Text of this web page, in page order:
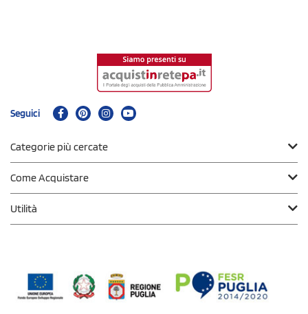
Seguici
Categorie più cercate
Come Acquistare
Utilità